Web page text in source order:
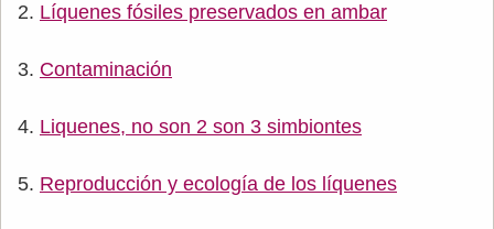
Líquenes fósiles preservados en ambar
Contaminación
Liquenes, no son 2 son 3 simbiontes
Reproducción y ecología de los líquenes